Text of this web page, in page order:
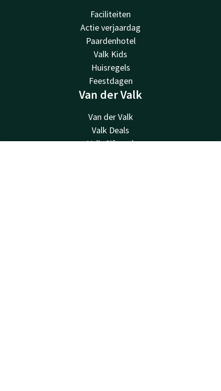
Faciliteiten
Actie verjaardag
Paardenhotel
Valk Kids
Huisregels
Feestdagen
Van der Valk
Van der Valk
Valk Deals
Valk Giftcard